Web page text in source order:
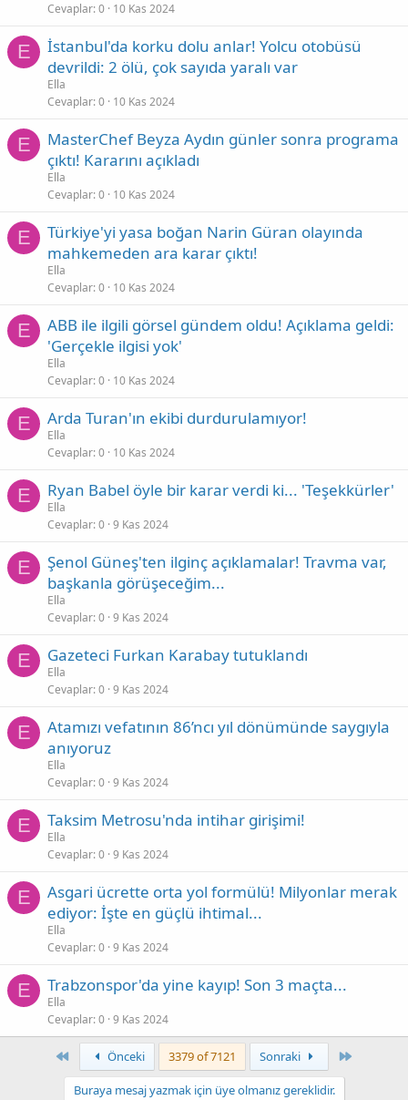
Cevaplar 0 10 Kas 2024
E
İstanbul'da korku dolu anlar! Yolcu otobüsü
devrildi: 2 ölü, çok sayıda yaralı var
Ella
Cevaplar 0 10 Kas 2024
E
MasterChef Beyza Aydın günler sonra programa
çıktı! Kararını açıkladı
Ella
Cevaplar 0 10 Kas 2024
E
Türkiye'yi yasa boğan Narin Güran olayında
mahkemeden ara karar çıktı!
Ella
Cevaplar 0 10 Kas 2024
E
ABB ile ilgili görsel gündem oldu! Açıklama geldi:
'Gerçekle ilgisi yok'
Ella
Cevaplar 0 10 Kas 2024
E Arda Turan'ın ekibi durdurulamıyor!
Ella
Cevaplar 0 10 Kas 2024
E Ryan Babel öyle bir karar verdi ki... 'Teşekkürler'
Ella
Cevaplar 0 9 Kas 2024
E
Şenol Güneş'ten ilginç açıklamalar! Travma var,
başkanla görüşeceğim...
Ella
Cevaplar 0 9 Kas 2024
E Gazeteci Furkan Karabay tutuklandı
Ella
Cevaplar 0 9 Kas 2024
E
Atamızı vefatının 86’ncı yıl dönümünde saygıyla
anıyoruz
Ella
Cevaplar 0 9 Kas 2024
E Taksim Metrosu'nda intihar girişimi!
Ella
Cevaplar 0 9 Kas 2024
E
Asgari ücrette orta yol formülü! Milyonlar merak
ediyor: İşte en güçlü ihtimal...
Ella
Cevaplar 0 9 Kas 2024
E Trabzonspor'da yine kayıp! Son 3 maçta...
Ella
Cevaplar 0 9 Kas 2024
Önceki 3379 of 7121 Sonraki
Buraya mesaj yazmak için üye olmanız gereklidir.